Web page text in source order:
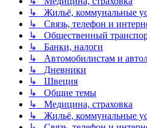
↳ Жильё, коммунальные
↳ Связь, телефон и
↳ Общественный
↳ Банки, налоги
↳ Автомобилистам и
↳ Дневники
↳ Швеция
↳ Общие темы
↳ Медицина, страховка
↳ Жильё, коммунальные